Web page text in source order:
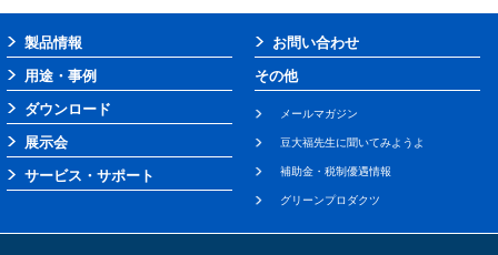
製品情報
用途・事例
ダウンロード
展示会
サービス・サポート
お問い合わせ
その他
メールマガジン
豆大福先生に聞いてみようよ
補助金・税制優遇情報
グリーンプロダクツ